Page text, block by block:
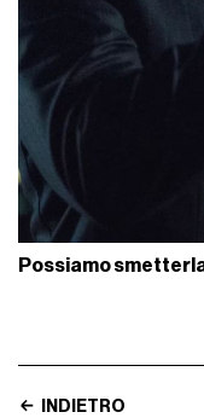
Possiamo
INDIETRO